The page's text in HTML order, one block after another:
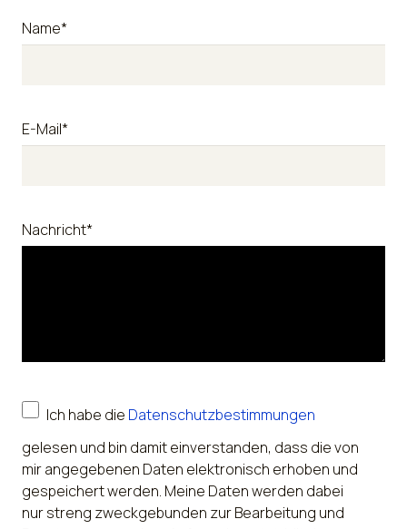
Name*
E-Mail*
Nachricht*
Ich habe die Datenschutzbestimmungen
gelesen und bin damit einverstanden, dass die von
mir angegebenen Daten elektronisch erhoben und
gespeichert werden. Meine Daten werden dabei
nur streng zweckgebunden zur Bearbeitung und